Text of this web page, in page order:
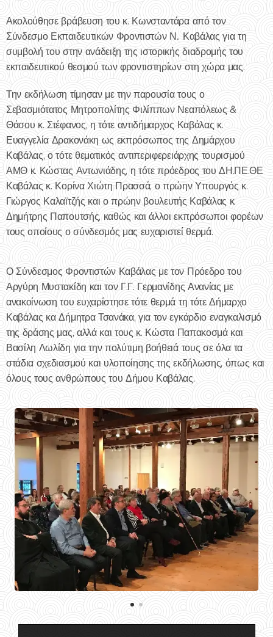
Ακολούθησε βράβευση του κ. Κωνσταντάρα από τον
Σύνδεσμο Εκπαιδευτικών Φροντιστών Ν.. Καβάλας για τη
συμβολή του στην ανάδειξη της ιστορικής διαδρομής του
εκπαιδευτικού θεσμού των φροντιστηρίων στη χώρα μας.
Την εκδήλωση τίμησαν με την παρουσία τους ο
Σεβασμιότατος Μητροπολίτης Φιλίππων Νεαπόλεως &
Θάσου κ. Στέφανος, η τότε αντιδήμαρχος Καβάλας κ.
Ευαγγελία Δρακονάκη ως εκπρόσωπος της Δημάρχου
Καβάλας, ο τότε θεματικός αντιπεριφερειάρχης τουρισμού
ΑΜΘ κ. Κώστας Αντωνιάδης, η τότε πρόεδρος του ΔΗ.ΠΕ.ΘΕ
Καβάλας κ. Κορίνα Χιώτη Πρασσά, ο πρώην Υπουργός κ.
Γιώργος Καλαϊτζής και ο πρώην βουλευτής Καβάλας κ.
Δημήτρης Παπουτσής, καθώς και άλλοι εκπρόσωποι φορέων
τους οποίους ο σύνδεσμός μας ευχαριστεί θερμά.
Ο Σύνδεσμος Φροντιστών Καβάλας με τον Πρόεδρο του
Αργύρη Μυστακίδη και τον Γ.Γ. Γερμανίδης Ανανίας με
ανακοίνωση του ευχαρίστησε τότε θερμά τη τότε Δήμαρχο
Καβάλας κα Δήμητρα Τσανάκα, για τον εγκάρδιο εναγκαλισμό
της δράσης μας, αλλά και τους κ. Κώστα Παπακοσμά και
Βασίλη Λωλίδη για την πολύτιμη βοήθειά τους σε όλα τα
στάδια σχεδιασμού και υλοποίησης της εκδήλωσης, όπως και
όλους τους ανθρώπους του Δήμου Καβάλας.